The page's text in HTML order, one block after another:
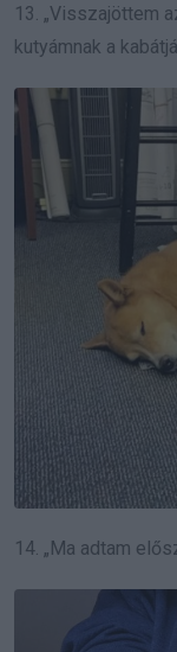
13. „Visszajöttem
kutyámnak a
14. „Ma adtam